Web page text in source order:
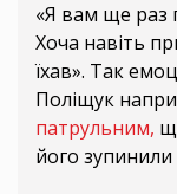
«Я вам ще раз
Хоча навіть
їхав». Так
Поліщук
патрульним,
його